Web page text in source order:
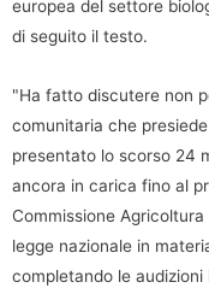
europea del settore
di seguito il testo.
"Ha fatto discutere non
comunitaria che
presentato lo scorso 24
ancora in carica fino al
Commissione
legge nazionale in
completando le audizioni